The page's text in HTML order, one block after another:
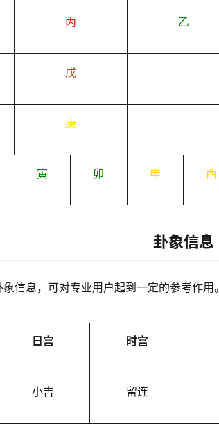
丙 乙
戊
庚
寅 卯 申 酉
卦象信息
信息，可对专业用户起到一定的参考作用。
日宫 时宫
小吉 留连